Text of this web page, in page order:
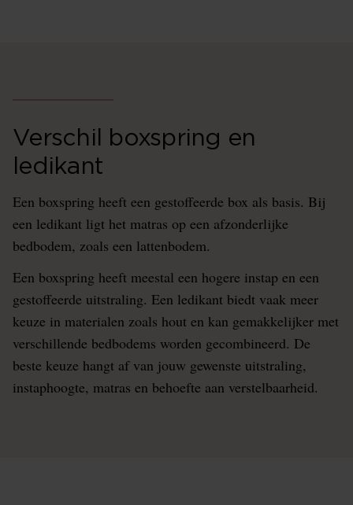
Verschil boxspring en
ledikant
Een boxspring heeft een gestoffeerde box als basis. Bij
een ledikant ligt het matras op een afzonderlijke
bedbodem, zoals een lattenbodem.
Een boxspring heeft meestal een hogere instap en een
gestoffeerde uitstraling. Een ledikant biedt vaak meer
keuze in materialen zoals hout en kan gemakkelijker met
verschillende bedbodems worden gecombineerd. De
beste keuze hangt af van jouw gewenste uitstraling,
instaphoogte, matras en behoefte aan verstelbaarheid.